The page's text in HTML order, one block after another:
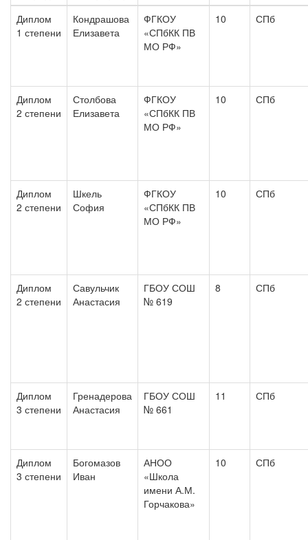
Диплом
1 степени
Кондрашова
Елизавета
ФГКОУ
«СПбКК ПВ
МО РФ»
10 СПб
Диплом
2 степени
Столбова
Елизавета
ФГКОУ
«СПбКК ПВ
МО РФ»
10 СПб
Диплом
2 степени
Шкель
София
ФГКОУ
«СПбКК ПВ
МО РФ»
10 СПб
Диплом
2 степени
Савульчик
Анастасия
ГБОУ СОШ
№ 619
8 СПб
Диплом
3 степени
Гренадерова
Анастасия
ГБОУ СОШ
№ 661
11 СПб
Диплом
3 степени
Богомазов
Иван
АНОО
«Школа
имени А.М.
Горчакова»
10 СПб